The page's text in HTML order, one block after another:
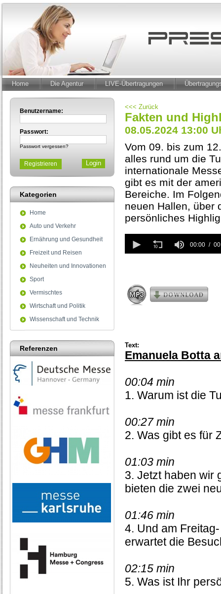
Home Die Agentur LIVE-Übertragungen
Benutzername:
Passwort:
Passwort vergessen?
Registrieren
Kategorien
Home
Auto und Verkehr
Ernährung und Gesundheit
Freizeit und Reisen
Neuheiten und Innovationen
Sport
Vermischtes
Wirtschaft und Politik
Wissenschaft und Technik
Referenzen
<<< Zurück
Fakten und
08.05.2024 13:00
Vom 09. bis zum
alles rund um die
internationale
gibt es mit der
Bereiche. Im
neuen Hallen, über
persönliches
seconds
of
00:00
Text:
Emanuela Botta
00:04 min
1. Warum ist die
00:27 min
2. Was gibt es für
01:03 min
3. Jetzt haben wir
bieten die zwei
01:46 min
4. Und am
erwartet die
02:15 min
5. Was ist Ihr